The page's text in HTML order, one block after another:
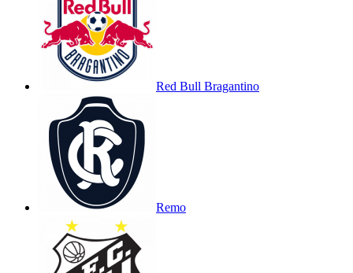
Red Bull Bragantino
Remo